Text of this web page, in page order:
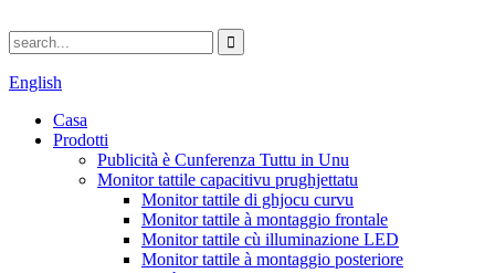
English
Casa
Prodotti
Publicità è Cunferenza Tuttu in Unu
Monitor tattile capacitivu prughjettatu
Monitor tattile di ghjocu curvu
Monitor tattile à montaggio frontale
Monitor tattile cù illuminazione LED
Monitor tattile à montaggio posteriore